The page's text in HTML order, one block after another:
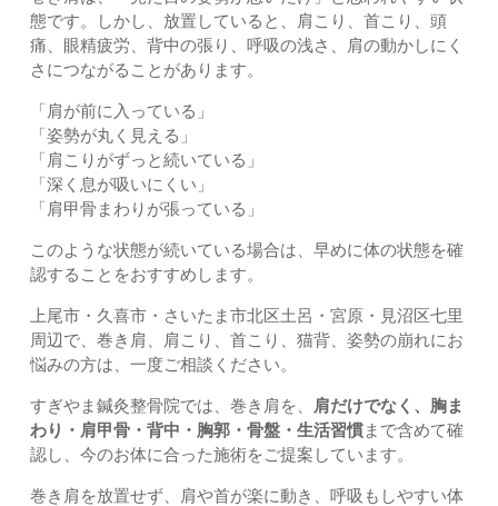
態です。しかし、放置していると、肩こり、首こり、頭
痛、眼精疲労、背中の張り、呼吸の浅さ、肩の動かしにく
さにつながることがあります。
「肩が前に入っている」
「姿勢が丸く見える」
「肩こりがずっと続いている」
「深く息が吸いにくい」
「肩甲骨まわりが張っている」
このような状態が続いている場合は、早めに体の状態を確
認することをおすすめします。
上尾市・久喜市・さいたま市北区土呂・宮原・見沼区七里
周辺で、巻き肩、肩こり、首こり、猫背、姿勢の崩れにお
悩みの方は、一度ご相談ください。
すぎやま鍼灸整骨院では、巻き肩を、
肩だけでなく、胸ま
わり・肩甲骨・背中・胸郭・骨盤・生活習慣まで含めて確
認し、今のお体に合った施術をご提案しています。
巻き肩を放置せず、肩や首が楽に動き、呼吸もしやすい体